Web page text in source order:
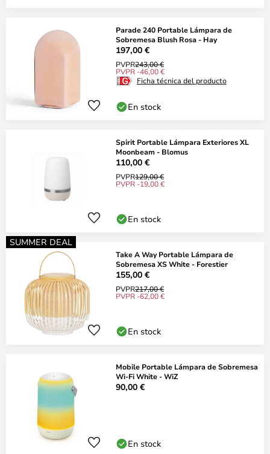
Parade 240 Portable Lámpara de
Sobremesa Blush Rosa - Hay
197,00 €
PVPR243,00 €
PVPR -46,00 €
Ficha técnica del producto
En stock
Spirit Portable Lámpara Exteriores XL
Moonbeam - Blomus
110,00 €
PVPR129,00 €
PVPR -19,00 €
En stock
SUMMER DEAL
Take A Way Portable Lámpara de
Sobremesa XS White - Forestier
155,00 €
PVPR217,00 €
PVPR -62,00 €
En stock
Mobile Portable Lámpara de Sobremesa
Wi-Fi White - WiZ
90,00 €
En stock